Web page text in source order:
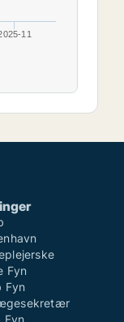
11
Fyn
Fyn
Fyn